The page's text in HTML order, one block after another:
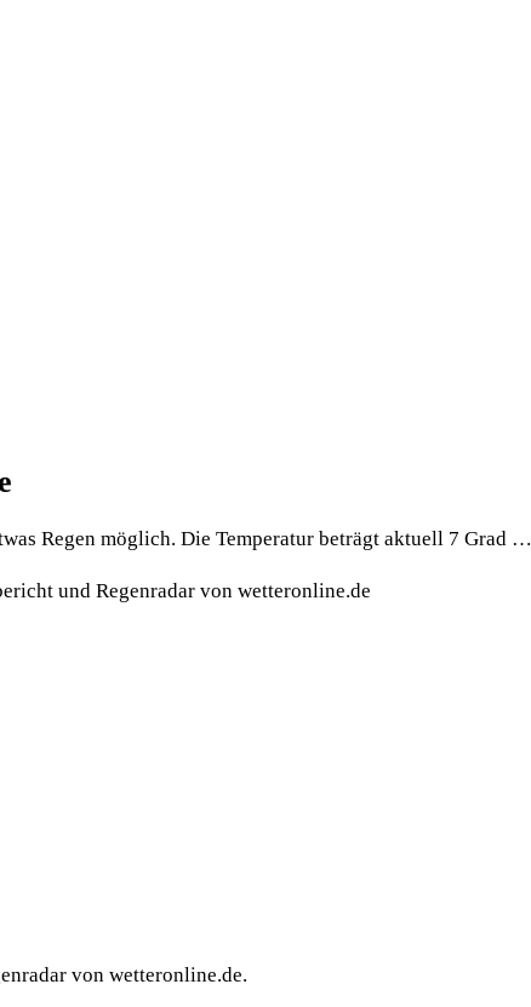
Regen möglich. Die Temperatur beträgt aktuell 7 Grad …
und Regenradar von wetteronline.de
von wetteronline.de.